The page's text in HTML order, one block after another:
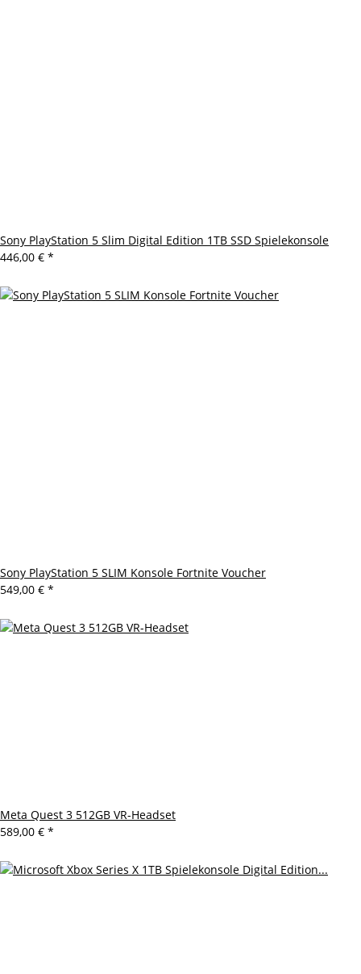
Sony PlayStation 5 Slim Digital Edition 1TB SSD Spielekonsole
446,00 € *
Sony PlayStation 5 SLIM Konsole Fortnite Voucher
549,00 € *
Meta Quest 3 512GB VR-Headset
589,00 € *